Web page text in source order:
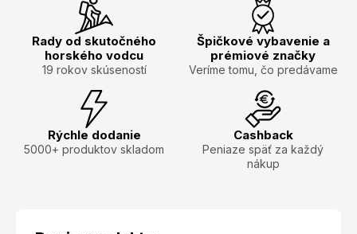
Rady od skutočného
horského vodcu
19 rokov skúseností
Špičkové vybavenie a
prémiové značky
Veríme tomu, čo predávame
Rýchle dodanie
5000+ produktov skladom
Cashback
Peniaze späť za každý
nákup